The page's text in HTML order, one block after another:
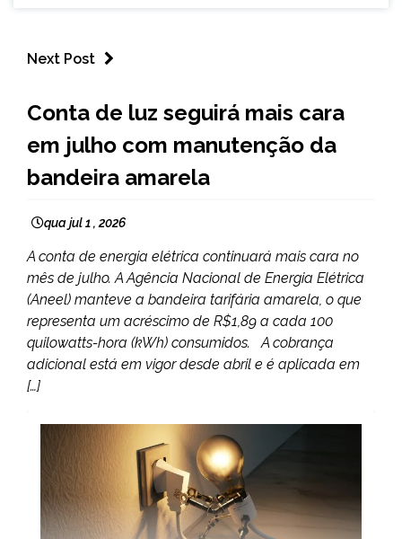
Next Post
NOTÍCIAS
Conta de luz seguirá mais cara
em julho com manutenção da
bandeira amarela
qua jul 1 , 2026
A conta de energia elétrica continuará mais cara no
mês de julho. A Agência Nacional de Energia Elétrica
(Aneel) manteve a bandeira tarifária amarela, o que
representa um acréscimo de R$1,89 a cada 100
quilowatts-hora (kWh) consumidos. A cobrança
adicional está em vigor desde abril e é aplicada em
[…]